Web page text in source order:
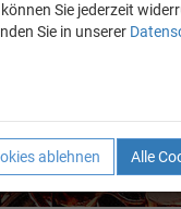
Sie jederzeit
Sie in unserer
ablehnen Alle